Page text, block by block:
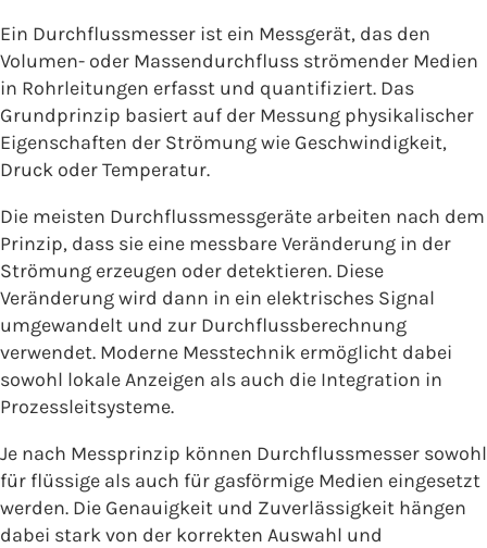
Ein Durchflussmesser ist ein Messgerät, das den
Volumen- oder Massendurchfluss strömender Medien
in Rohrleitungen erfasst und quantifiziert. Das
Grundprinzip basiert auf der Messung physikalischer
Eigenschaften der Strömung wie Geschwindigkeit,
Druck oder Temperatur.
Die meisten Durchflussmessgeräte arbeiten nach dem
Prinzip, dass sie eine messbare Veränderung in der
Strömung erzeugen oder detektieren. Diese
Veränderung wird dann in ein elektrisches Signal
umgewandelt und zur Durchflussberechnung
verwendet. Moderne Messtechnik ermöglicht dabei
sowohl lokale Anzeigen als auch die Integration in
Prozessleitsysteme.
Je nach Messprinzip können Durchflussmesser sowohl
für flüssige als auch für gasförmige Medien eingesetzt
werden. Die Genauigkeit und Zuverlässigkeit hängen
dabei stark von der korrekten Auswahl und